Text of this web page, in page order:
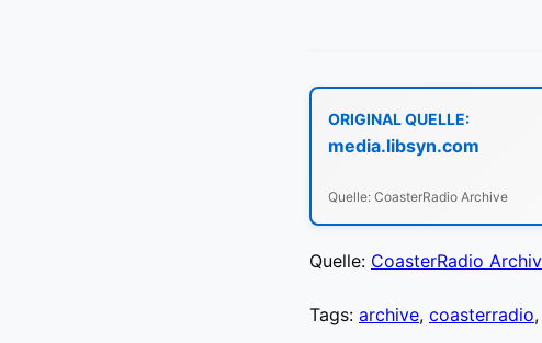
ORIGINAL QUELLE:
media.libsyn.com
Quelle: CoasterRadio Archive
Quelle: CoasterRadio
Tags: archive, coasterradio,